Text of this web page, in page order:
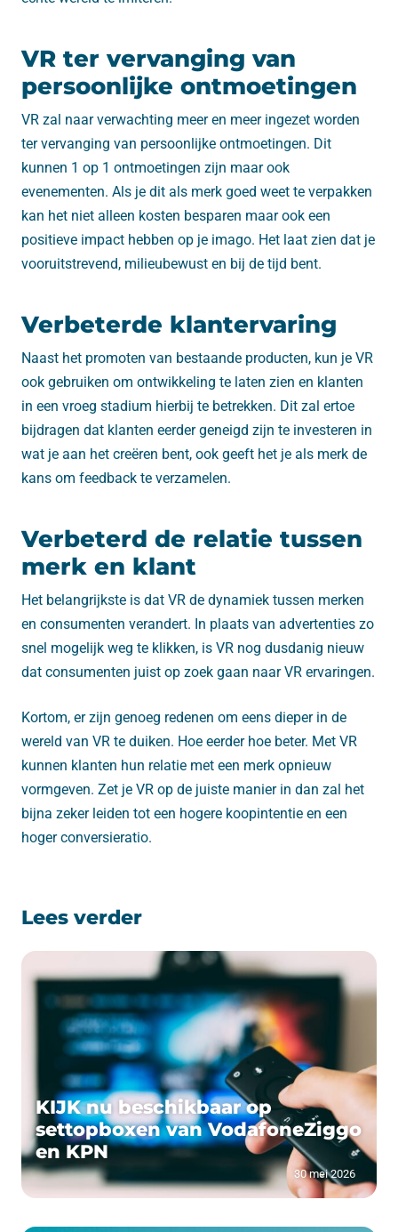
VR ter vervanging van
persoonlijke ontmoetingen
VR zal naar verwachting meer en meer ingezet worden
ter vervanging van persoonlijke ontmoetingen. Dit
kunnen 1 op 1 ontmoetingen zijn maar ook
evenementen. Als je dit als merk goed weet te verpakken
kan het niet alleen kosten besparen maar ook een
positieve impact hebben op je imago. Het laat zien dat je
vooruitstrevend, milieubewust en bij de tijd bent.
Verbeterde klantervaring
Naast het promoten van bestaande producten, kun je VR
ook gebruiken om ontwikkeling te laten zien en klanten
in een vroeg stadium hierbij te betrekken. Dit zal ertoe
bijdragen dat klanten eerder geneigd zijn te investeren in
wat je aan het creëren bent, ook geeft het je als merk de
kans om feedback te verzamelen.
Verbeterd de relatie tussen
merk en klant
Het belangrijkste is dat VR de dynamiek tussen merken
en consumenten verandert. In plaats van advertenties zo
snel mogelijk weg te klikken, is VR nog dusdanig nieuw
dat consumenten juist op zoek gaan naar VR ervaringen.
Kortom, er zijn genoeg redenen om eens dieper in de
wereld van VR te duiken. Hoe eerder hoe beter. Met VR
kunnen klanten hun relatie met een merk opnieuw
vormgeven. Zet je VR op de juiste manier in dan zal het
bijna zeker leiden tot een hogere koopintentie en een
hoger conversieratio.
Lees verder
KIJK nu beschikbaar op
settopboxen van VodafoneZiggo
en KPN
30 mei 2026